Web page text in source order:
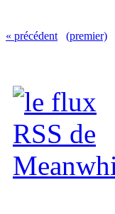
« précédent (premier)